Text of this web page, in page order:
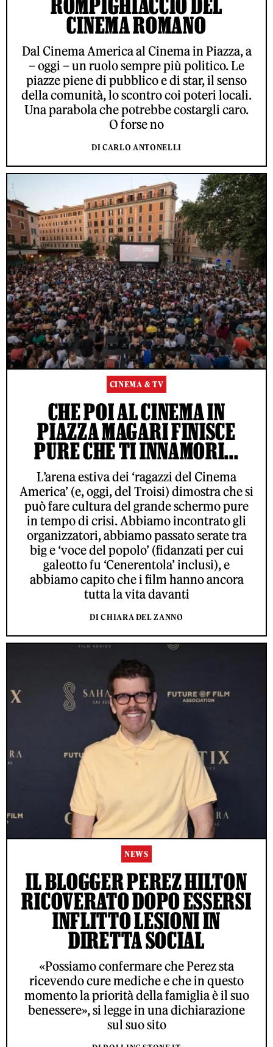
ROMPIGHIACCIO DEL
CINEMA ROMANO
Dal Cinema America al Cinema in Piazza, a
– oggi – un ruolo sempre più politico. Le
piazze piene di pubblico e di star, il senso
della comunità, lo scontro coi poteri locali.
Una parabola che potrebbe costargli caro.
O forse no
DI CARLO ANTONELLI
CINEMA & TV
CHE POI AL CINEMA IN
PIAZZA MAGARI FINISCE
PURE CHE TI INNAMORI...
L’arena estiva dei ‘ragazzi del Cinema
America’ (e, oggi, del Troisi) dimostra che si
può fare cultura del grande schermo pure
in tempo di crisi. Abbiamo incontrato gli
organizzatori, abbiamo passato serate tra
big e ‘voce del popolo’ (fidanzati per cui
galeotto fu ‘Cenerentola’ inclusi), e
abbiamo capito che i film hanno ancora
tutta la vita davanti
DI CHIARA DEL ZANNO
NEWS
IL BLOGGER PEREZ HILTON
RICOVERATO DOPO ESSERSI
INFLITTO LESIONI IN
DIRETTA SOCIAL
«Possiamo confermare che Perez sta
ricevendo cure mediche e che in questo
momento la priorità della famiglia è il suo
benessere», si legge in una dichiarazione
sul suo sito